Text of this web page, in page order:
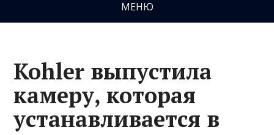
МЕНЮ
Kohler выпустила
камеру, которая
устанавливается в